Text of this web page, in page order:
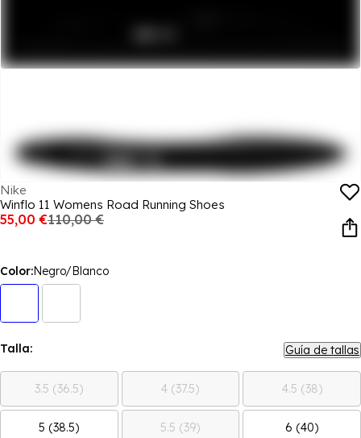
Nike
Winflo 11 Womens Road Running Shoes
55,00 €110,00 €
Color:Negro/Blanco
Talla: Guía de tallas
3.5 (36.5) 4 (37.5) 4.5 (38)
5 (38.5) 5.5 (39) 6 (40)